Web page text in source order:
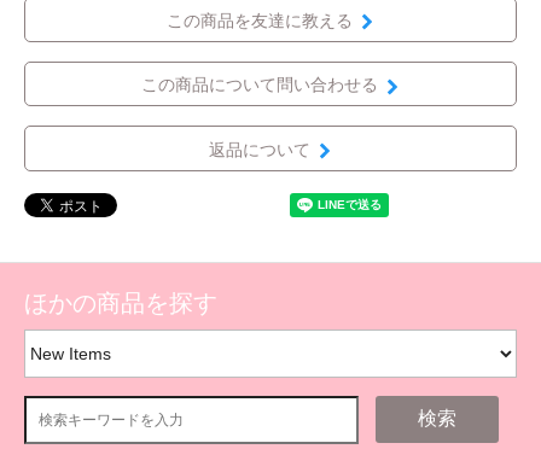
この商品を友達に教える
この商品について問い合わせる
返品について
ほかの商品を探す
検索